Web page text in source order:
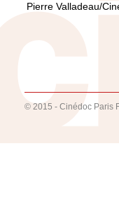
Pierre Valladeau/
© 2015 - Cinédoc Paris